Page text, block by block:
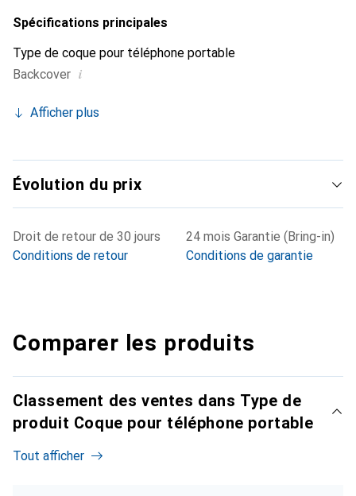
Spécifications principales
Type de coque pour téléphone portable
Backcover i
Afficher plus
Évolution du prix
Droit de retour de 30 jours
Conditions de retour
24 mois Garantie (Bring-in)
Conditions de garantie
Comparer les produits
Classement des ventes dans Type de
produit Coque pour téléphone portable
Tout afficher